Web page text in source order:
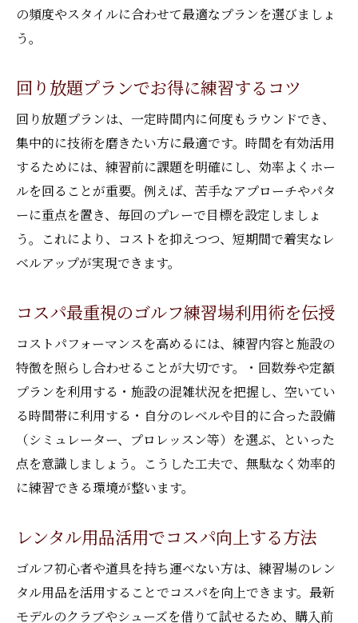
の頻度やスタイルに合わせて最適なプランを選びましょ
う。
回り放題プランでお得に練習するコツ
回り放題プランは、一定時間内に何度もラウンドでき、
集中的に技術を磨きたい方に最適です。時間を有効活用
するためには、練習前に課題を明確にし、効率よくホー
ルを回ることが重要。例えば、苦手なアプローチやパタ
ーに重点を置き、毎回のプレーで目標を設定しましょ
う。これにより、コストを抑えつつ、短期間で着実なレ
ベルアップが実現できます。
コスパ最重視のゴルフ練習場利用術を伝授
コストパフォーマンスを高めるには、練習内容と施設の
特徴を照らし合わせることが大切です。・回数券や定額
プランを利用する・施設の混雑状況を把握し、空いてい
る時間帯に利用する・自分のレベルや目的に合った設備
（シミュレーター、プロレッスン等）を選ぶ、といった
点を意識しましょう。こうした工夫で、無駄なく効率的
に練習できる環境が整います。
レンタル用品活用でコスパ向上する方法
ゴルフ初心者や道具を持ち運べない方は、練習場のレン
タル用品を活用することでコスパを向上できます。最新
モデルのクラブやシューズを借りて試せるため、購入前